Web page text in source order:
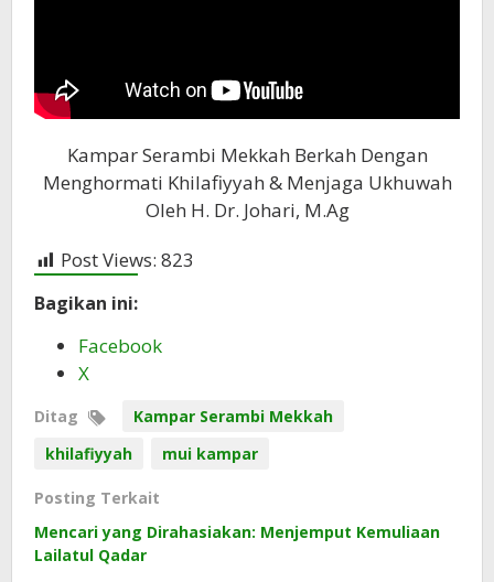
Kampar Serambi Mekkah Berkah Dengan
Menghormati Khilafiyyah & Menjaga Ukhuwah
Oleh H. Dr. Johari, M.Ag
Post Views: 823
Bagikan ini:
Facebook
X
Ditag
Kampar Serambi Mekkah
khilafiyyah
mui kampar
Posting Terkait
Mencari yang Dirahasiakan: Menjemput Kemuliaan
Lailatul Qadar